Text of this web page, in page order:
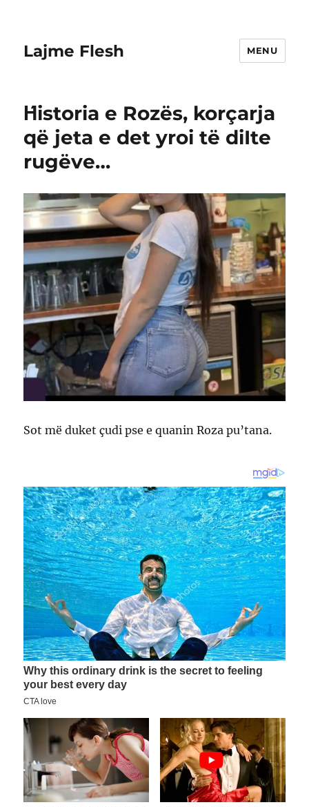
Lajme Flesh MENU
Ήistoria e Rozës, korçarja
që jeta e det yroi të diIte
rugëve…
Sot më duket çudi pse e quanin Roza pu’tana.